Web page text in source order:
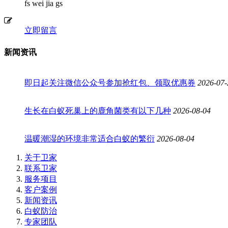
fs wei jia gs
立即留言
新闻资讯
即日起关注微信公众号参加抢红包、领取优惠券 2026-
生长在白蚁死巢上的鹿角菌类有以下几种 2026-08-04
温暖潮湿的环境非常适合白蚁的繁衍 2026-08-04
关于卫家
联系卫家
服务项目
客户案例
新闻资讯
白蚁防治
专家团队